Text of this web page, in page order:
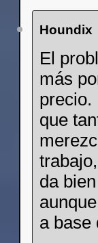
Houndix
El
más
precio.
que
da
a base